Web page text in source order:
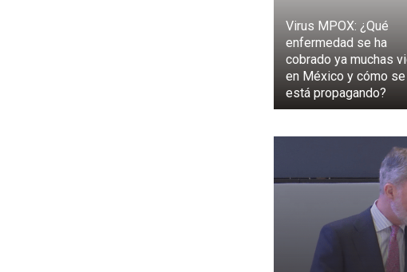
Virus MPOX: ¿Qué
enfermedad se ha
cobrado ya muchas
en México y cómo se
está propagando?